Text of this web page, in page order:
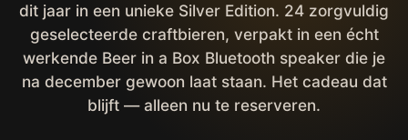
dit jaar in een unieke Silver Edition. 24 zorgvuldig
geselecteerde craftbieren, verpakt in een écht
werkende Beer in a Box Bluetooth speaker die je
na december gewoon laat staan. Het cadeau dat
blijft — alleen nu te reserveren.